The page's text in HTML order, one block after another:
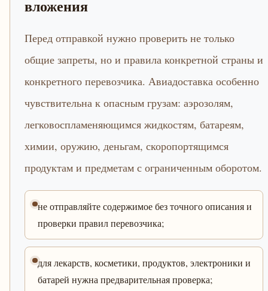
вложения
Перед отправкой нужно проверить не только
общие запреты, но и правила конкретной страны и
конкретного перевозчика. Авиадоставка особенно
чувствительна к опасным грузам: аэрозолям,
легковоспламеняющимся жидкостям, батареям,
химии, оружию, деньгам, скоропортящимся
продуктам и предметам с ограниченным оборотом.
не отправляйте содержимое без точного описания и
проверки правил перевозчика;
для лекарств, косметики, продуктов, электроники и
батарей нужна предварительная проверка;